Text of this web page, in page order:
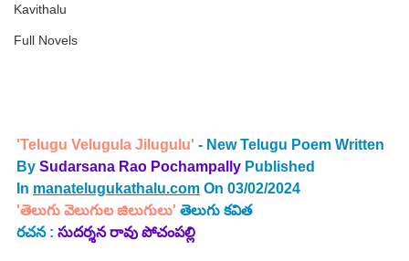
Kavithalu
Full Novels
'Telugu Velugula Jilugulu' - New Telugu Poem Written
By Sudarsana Rao Pochampally Published
In manatelugukathalu.com On 03/02/2024
'తెలుగు వెలుగుల జిలుగులు' తెలుగు కవిత
రచన : సుదర్శన రావు పోచంపల్లి